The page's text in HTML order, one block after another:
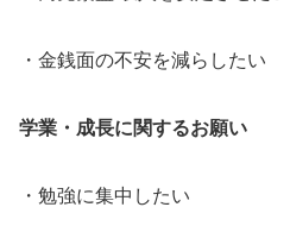
・金銭面の不安を減らしたい
学業・成長に関するお願い
・勉強に集中したい